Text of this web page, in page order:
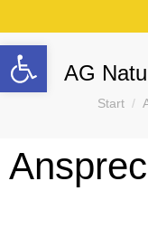
AG
Sie
Start